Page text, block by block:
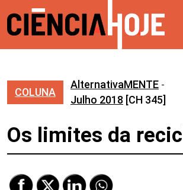
COLUNA
AlternativaMENTE -
Julho 2018 [CH 345]
Os limites da